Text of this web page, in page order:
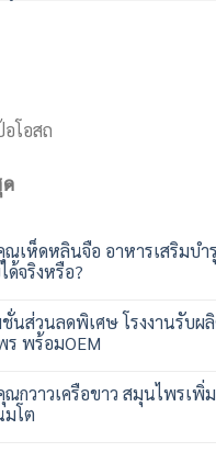
โอสถ
ด
เห็ดหลินจือ อาหารเสริมบำ
ด้จริงหรือ?
นส่วนลดพิเศษ โรงงานรับผ
พร้อมOEM
กวาวเครือขาว สมุนไพรเพิ่
โต